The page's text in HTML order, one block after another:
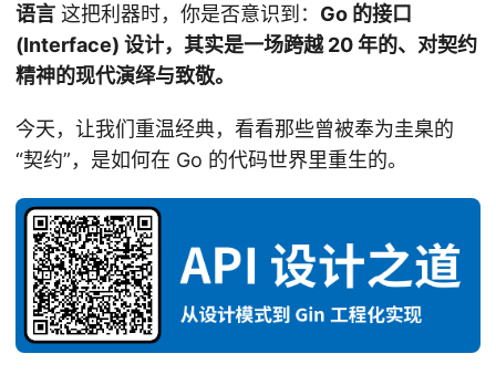
语言 这把利器时，你是否意识到： Go 的接口
(Interface) 设计，其实是一场跨越 20 年的、对契约
精神的现代演绎与致敬。
今天，让我们重温经典，看看那些曾被奉为圭臬的
“契约”，是如何在 Go 的代码世界里重生的。